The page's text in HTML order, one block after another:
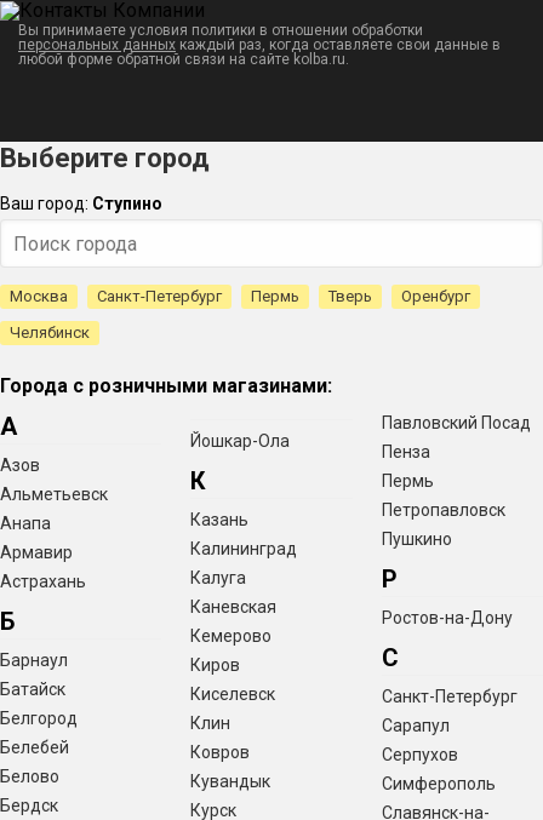
Вы принимаете условия политики в отношении обработки
персональных данных каждый раз, когда оставляете свои данные в
любой форме обратной связи на сайте kolba.ru.
Выберите город
Ваш город: Ступино
Москва Санкт-Петербург Пермь Тверь
Оренбург
Челябинск
Города с розничными магазинами:
А
Азов
Альметьевск
Анапа
Армавир
Астрахань
Б
Барнаул
Батайск
Белгород
Белебей
Белово
Бердск
Йошкар-Ола
К
Казань
Калининград
Калуга
Каневская
Кемерово
Киров
Киселевск
Клин
Ковров
Кувандык
Курск
Павловский Посад
Пенза
Пермь
Петропавловск
Пушкино
Р
Ростов-на-Дону
С
Санкт-Петербург
Сарапул
Серпухов
Симферополь
Славянск-на-